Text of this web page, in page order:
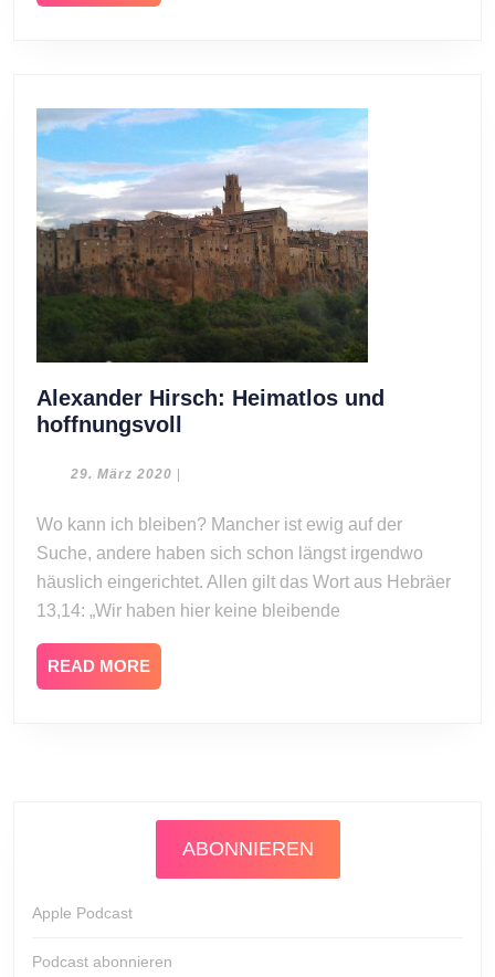
MORE
Alexander Hirsch: Heimatlos und
hoffnungsvoll
hoffnungsvoll
29. März 2020 29.
Wo kann ich bleiben? Mancher ist ewig auf der
Suche, andere haben sich schon längst irgendwo
häuslich eingerichtet. Allen gilt das Wort aus Hebräer
13,14: „Wir haben hier keine bleibende
READ MOREREAD
MORE
ABONNIEREN
Apple Podcast
Podcast abonnieren